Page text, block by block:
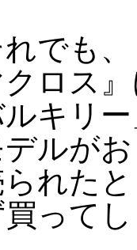
でも、
ロス
ルキリ
ルが
れた
って